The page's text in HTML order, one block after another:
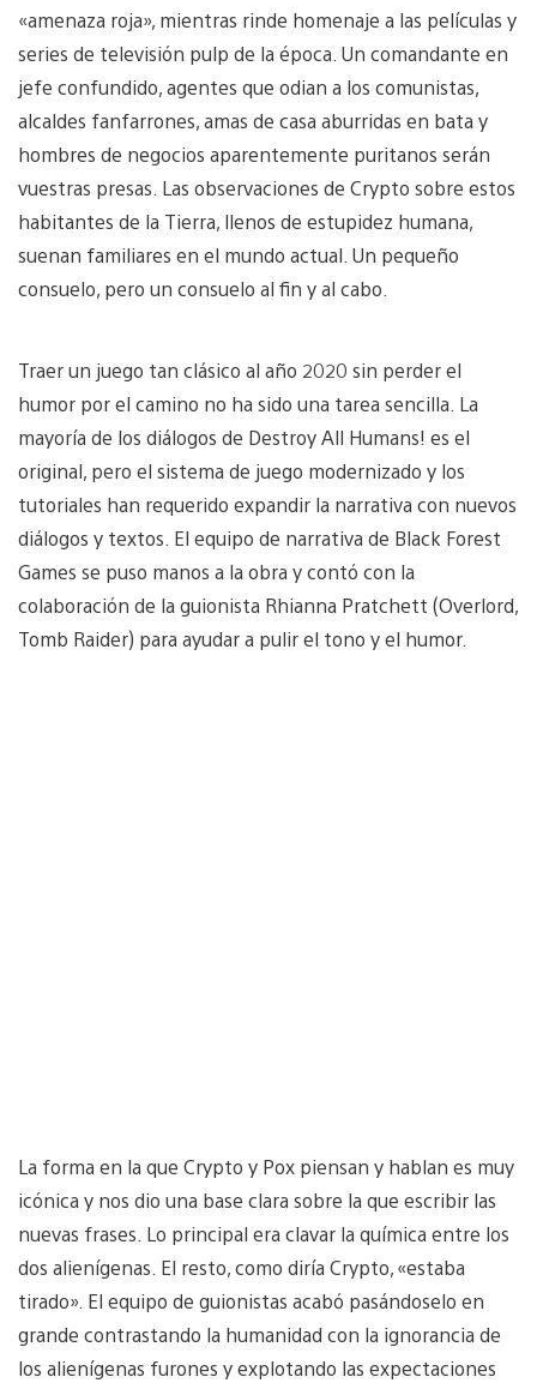
«amenaza roja», mientras rinde homenaje a las películas y
series de televisión pulp de la época. Un comandante en
jefe confundido, agentes que odian a los comunistas,
alcaldes fanfarrones, amas de casa aburridas en bata y
hombres de negocios aparentemente puritanos serán
vuestras presas. Las observaciones de Crypto sobre estos
habitantes de la Tierra, llenos de estupidez humana,
suenan familiares en el mundo actual. Un pequeño
consuelo, pero un consuelo al fin y al cabo.
Traer un juego tan clásico al año 2020 sin perder el
humor por el camino no ha sido una tarea sencilla. La
mayoría de los diálogos de Destroy All Humans! es el
original, pero el sistema de juego modernizado y los
tutoriales han requerido expandir la narrativa con nuevos
diálogos y textos. El equipo de narrativa de Black Forest
Games se puso manos a la obra y contó con la
colaboración de la guionista Rhianna Pratchett (Overlord,
Tomb Raider) para ayudar a pulir el tono y el humor.
La forma en la que Crypto y Pox piensan y hablan es muy
icónica y nos dio una base clara sobre la que escribir las
nuevas frases. Lo principal era clavar la química entre los
dos alienígenas. El resto, como diría Crypto, «estaba
tirado». El equipo de guionistas acabó pasándoselo en
grande contrastando la humanidad con la ignorancia de
los alienígenas furones y explotando las expectaciones